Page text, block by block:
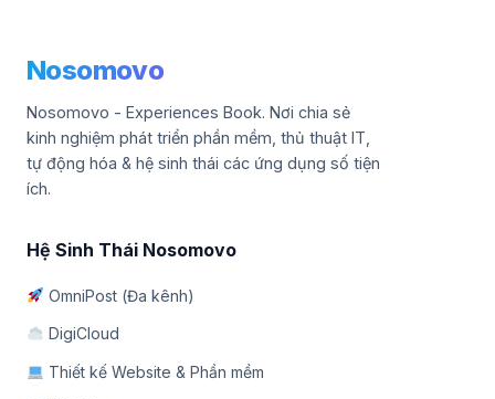
Nosomovo
Nosomovo - Experiences Book. Nơi chia sẻ
kinh nghiệm phát triển phần mềm, thủ thuật IT,
tự động hóa & hệ sinh thái các ứng dụng số tiện
ích.
Hệ Sinh Thái Nosomovo
OmniPost (Đa kênh)
DigiCloud
Thiết kế Website & Phần mềm